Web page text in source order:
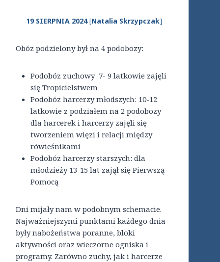
19 SIERPNIA 2024[Natalia Skrzypczak]
Obóz podzielony był na 4 podobozy:
Podobóz zuchowy 7- 9 latkowie zajęli
się Tropicielstwem
Podobóz harcerzy młodszych: 10-12
latkowie z podziałem na 2 podobozy
dla harcerek i harcerzy zajęli się
tworzeniem więzi i relacji między
rówieśnikami
Podobóz harcerzy starszych: dla
młodzieży 13-15 lat zajął się Pierwszą
Pomocą
Dni mijały nam w podobnym schemacie.
Najważniejszymi punktami każdego dnia
były nabożeństwa poranne, bloki
aktywności oraz wieczorne ogniska i
programy. Zarówno zuchy, jak i harcerze